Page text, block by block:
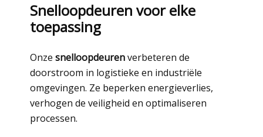
Snelloopdeuren voor elke
toepassing
Onze snelloopdeurenverbeteren de
doorstroom in logistieke en industriële
omgevingen. Ze beperken energieverlies,
verhogen de veiligheid en optimaliseren
processen.